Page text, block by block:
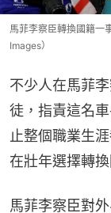
馬菲李察臣轉換國籍一
Images）
不少人在馬菲
徒，指責這名
止整個職業生
在壯年選擇轉
馬菲李察臣對